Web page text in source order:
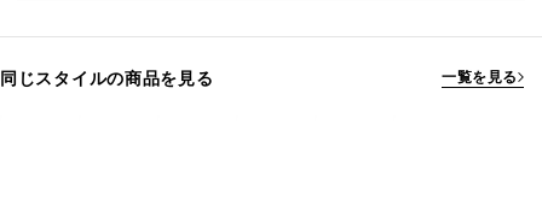
同じスタイルの商品を見る 一覧を見る